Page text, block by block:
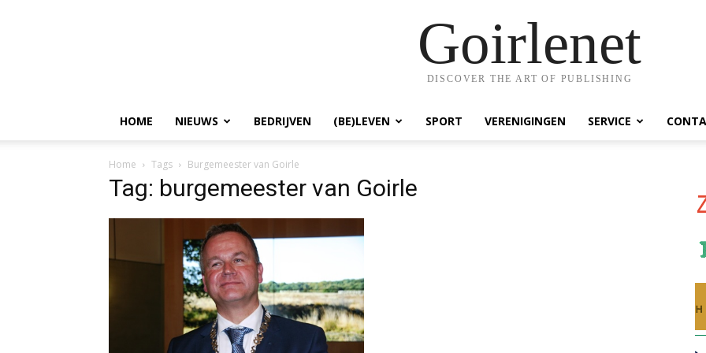
Goirlenet
DISCOVER THE ART OF PUBLISHING
HOME NIEUWS BEDRIJVEN (BE)LEVEN SPORT VERENIGINGEN SERVICE
Home Tags Burgemeester van Goirle
Tag: burgemeester van Goirle